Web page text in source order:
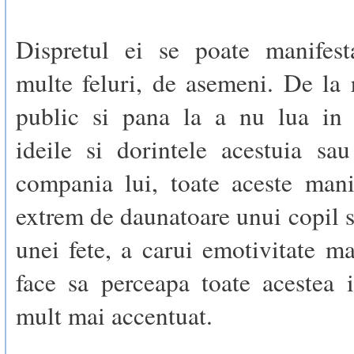
Dispretul ei se poate
multe feluri, de asemeni. De la
public si pana la a nu lua in
ideile si dorintele acestuia
compania lui, toate aceste
extrem de daunatoare unui copil
unei fete, a carui emotivitate
face sa perceapa toate acestea
mult mai accentuat.